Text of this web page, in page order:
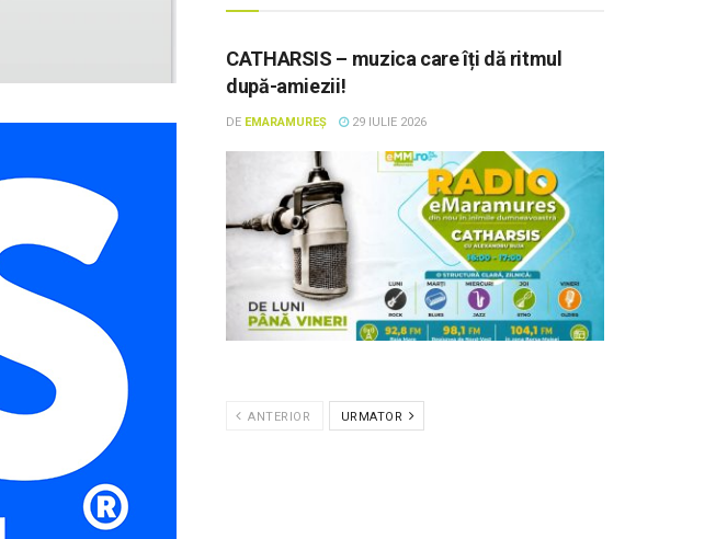
CATHARSIS – muzica care îți dă ritmul
după-amiezii!
DE EMARAMUREȘ 29 IULIE 2026
ANTERIOR URMATOR